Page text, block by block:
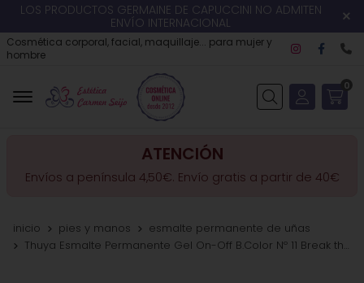
LOS PRODUCTOS GERMAINE DE CAPUCCINI NO ADMITEN
ENVÍO INTERNACIONAL
Cosmética corporal, facial, maquillaje... para mujer y
hombre
Buscar
0
ATENCIÓN
Envíos a península 4,50€. Envío gratis a partir de 40€
inicio pies y manos
esmalte permanente de uñas
Thuya Esmalte Permanente Gel On-Off B.Color Nº 11 Break the Ice